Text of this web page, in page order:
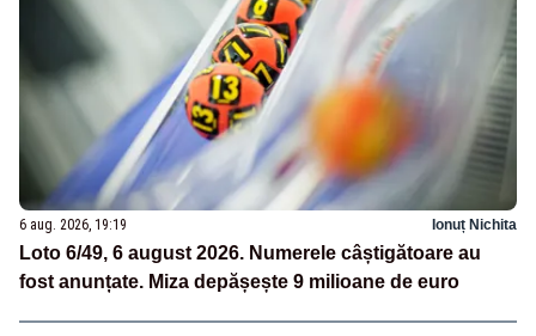
6 aug. 2026, 19:19 Ionuț Nichita
Loto 6/49, 6 august 2026. Numerele câștigătoare au
fost anunțate. Miza depășește 9 milioane de euro